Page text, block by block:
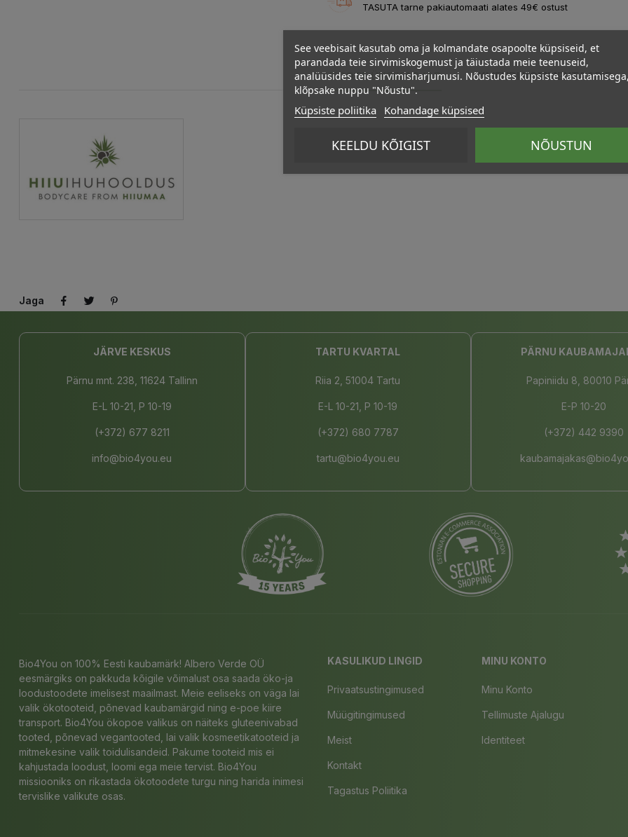
TASUTA tarne pakiautomaati alates 49€ ostust
TOOTE ÜKSIKASJAD KLIENDI KOMMENTAARID
Jaga
JÄRVE KESKUS
Pärnu mnt. 238, 11624 Tallinn
E-L 10-21, P 10-19
(+372) 677 8211
info@bio4you.eu
TARTU KVARTAL
Riia 2, 51004 Tartu
E-L 10-21, P 10-19
(+372) 680 7787
tartu@bio4you.eu
PÄRNU
Papiniidu 8, 80010
E-P 10-20
(+372) 442 9390
Bio4You on 100% Eesti kaubamärk! Albero Verde OÜ
eesmärgiks on pakkuda kõigile võimalust osa saada öko-ja
loodustoodete imelisest maailmast. Meie eeliseks on väga lai
valik ökotooteid, põnevad kaubamärgid ning e-poe kiire
transport. Bio4You ökopoe valikus on näiteks gluteenivabad
tooted, põnevad vegantooted, lai valik kosmeetikatooteid ja
mitmekesine valik toidulisandeid. Pakume tooteid mis ei
kahjustada loodust, loomi ega meie tervist. Bio4You
missiooniks on rikastada ökotoodete turgu ning harida inimesi
tervislike valikute osas.
KASULIKUD LINGID
Privaatsustingimused
Müügitingimused
Meist
Kontakt
Tagastus Poliitika
MINU KONTO
Minu Konto
Tellimuste Ajalugu
Identiteet
See veebisait kasutab oma ja kolmandate osapoolte küpsiseid, et
parandada teie sirvimiskogemust ja täiustada meie teenuseid,
analüüsides teie sirvimisharjumusi. Nõustudes küpsiste
klõpsake nuppu "Nõustu".
Küpsiste poliitika Kohandage küpsised
KEELDU KÕIGIST NÕUSTUN